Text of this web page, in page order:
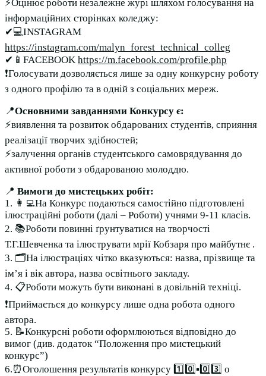
⚡Оцінює роботи незалежне журі шляхом голосування на
інформаційних сторінках коледжу:
✔💻INSTAGRAM
https://instagram.com/malyn_forest_technical_colleg
✔📱FACEBOOK https://m.facebook.com/profile.php
❗Голосувати дозволяється лише за одну конкурсну роботу
з одного профілю та в одній з соціальних мереж.
📍Основними завданнями Конкурсу є:
⚡виявлення та розвиток обдарованих студентів, сприяння
реалізації творчих здібностей;
⚡залучення органів студентського самоврядування до
активної роботи з обдарованою молоддю.
📍 Вимоги до мистецьких робіт:
1. 👩‍💻На Конкурс подаються самостійно підготовлені
ілюстраційні роботи (далі – Роботи) учнями 9-11 класів.
2. 📚Роботи повинні ґрунтуватися на творчості
Т.Г.Шевченка та ілюструвати мрії Кобзаря про майбутнє .
3. 🗂На ілюстраціях чітко вказуються: назва, прізвище та
ім’я і вік автора, назва освітнього закладу.
4. 📋Роботи можуть бути виконані в довільній техніці.
❗Приймається до конкурсу лише одна робота одного
автора.
5. 📝Конкурсні роботи оформлюються відповідно до
вимог (див. додаток “Положення про мистецький
конкурс”)
6.⏰Оголошення результатів конкурсу 1️⃣0️⃣▪️0️⃣3️⃣ о